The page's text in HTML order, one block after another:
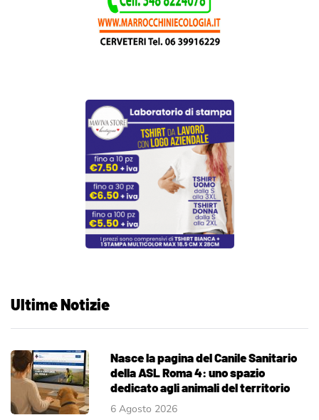
Ultime Notizie
Nasce la pagina del Canile Sanitario
della ASL Roma 4: uno spazio
dedicato agli animali del territorio
6 Agosto 2026